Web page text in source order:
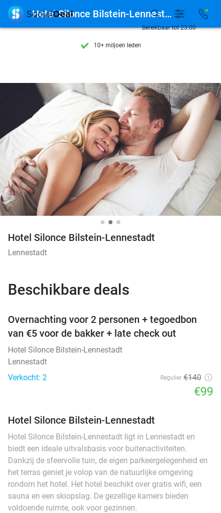
7 dagen per week beschikbaar
10+ miljoen leden
7 dagen per week beschikbaar
10+ miljoen leden
Bereikbaar tot 23:00
 Hotel Silonce Bilstein-Lennestadt
Hotel Silonce Bilstein-Lennestadt
Lennestadt
Beschikbare deals
Overnachting voor 2 personen + tegoedbon
van €5 voor de bakker + late check out
Hotel Silonce Bilstein-Lennestadt
Lennestadt
Verkocht: 2
Regulier €140
€99
Hotel Silonce Bilstein-Lennestadt
Hotel Silonce Bilstein-Lennestadt ligt in Lennestadt en
biedt een ideale uitvalsbasis voor buitenactiviteiten.
Dankzij de sfeervolle tuin, de eigen parkeergelegenheid en
het terras geniet je volop van de natuurlijke omgeving
rondom het hotel. Het hotel beschikt over gratis wifi, een
sauna en een skiopslag. De gezellige kamers bieden
voldoende ruimte, ook voor gezinnen.